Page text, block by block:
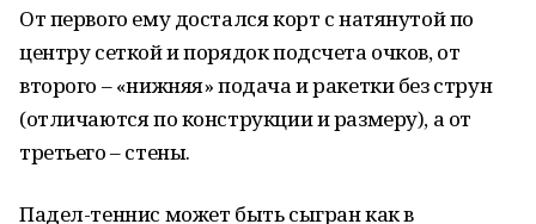
От первого ему достался корт с натянутой по
центру сеткой и порядок подсчета очков, от
второго – «нижняя» подача и ракетки без струн
(отличаются по конструкции и размеру), а от
третьего – стены.
Падел-теннис может быть сыгран как в